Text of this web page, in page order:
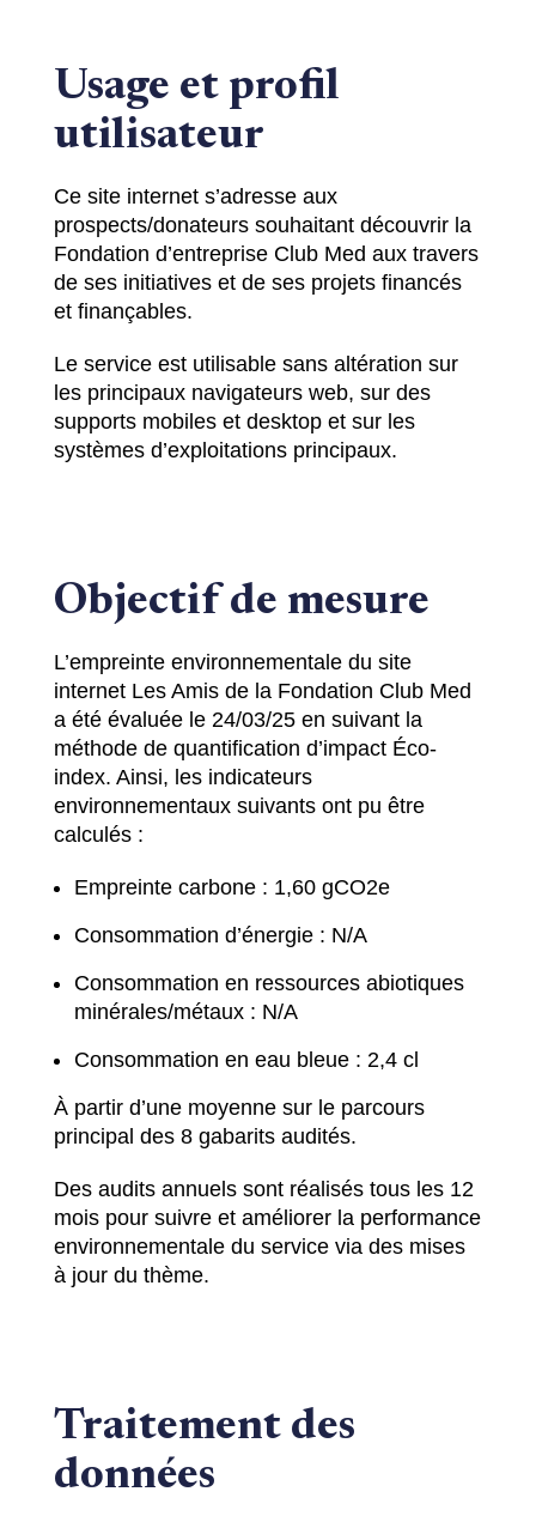
Usage et profil
utilisateur
Ce site internet s’adresse aux
prospects/donateurs souhaitant découvrir la
Fondation d’entreprise Club Med aux travers
de ses initiatives et de ses projets financés
et finançables.
Le service est utilisable sans altération sur
les principaux navigateurs web, sur des
supports mobiles et desktop et sur les
systèmes d’exploitations principaux.
Objectif de mesure
L’empreinte environnementale du site
internet Les Amis de la Fondation Club Med
a été évaluée le 24/03/25 en suivant la
méthode de quantification d’impact Éco-
index. Ainsi, les indicateurs
environnementaux suivants ont pu être
calculés :
Empreinte carbone : 1,60 gCO2e
Consommation d’énergie : N/A
Consommation en ressources abiotiques
minérales/métaux : N/A
Consommation en eau bleue : 2,4 cl
À partir d’une moyenne sur le parcours
principal des 8 gabarits audités.
Des audits annuels sont réalisés tous les 12
mois pour suivre et améliorer la performance
environnementale du service via des mises
à jour du thème.
Traitement des
données